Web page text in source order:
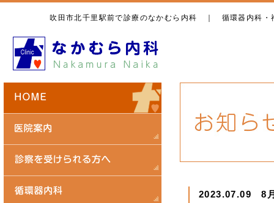
吹田市北千里駅前で診療のなかむら内科 ｜ 循環器内科
2023.07.09 8月